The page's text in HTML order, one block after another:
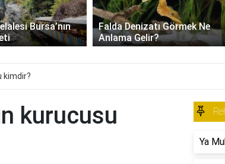
Bursa’nın
Falda Denizatı Görmek Ne
Anlama Gelir?
kimdir?
kurucusu
Ya